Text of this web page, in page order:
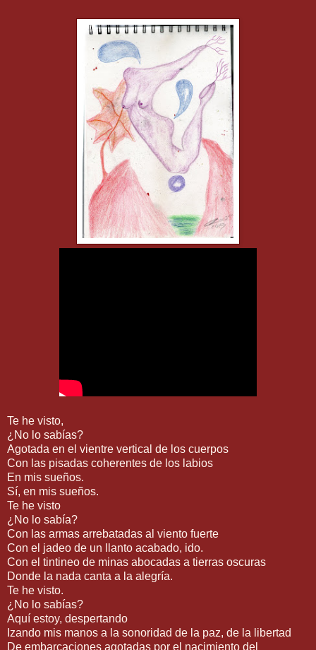
Te he visto,
¿No lo sabías?
Agotada en el vientre vertical de los cuerpos
Con las pisadas coherentes de los labios
En mis sueños.
Sí, en mis sueños.
Te he visto
¿No lo sabía?
Con las armas arrebatadas al viento fuerte
Con el jadeo de un llanto acabado, ido.
Con el tintineo de minas abocadas a tierras oscuras
Donde la nada canta a la alegría.
Te he visto.
¿No lo sabías?
Aquí estoy, despertando
Izando mis manos a la sonoridad de la paz, de la libertad
De embarcaciones agotadas por el nacimiento del